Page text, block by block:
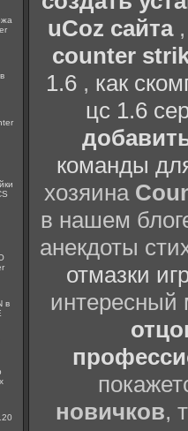
в
uCoz сайта
counter
1.6, как
цс 1.6
команды
хозяина
в нашем
анекдоты
отмазки
интересный
новичков,